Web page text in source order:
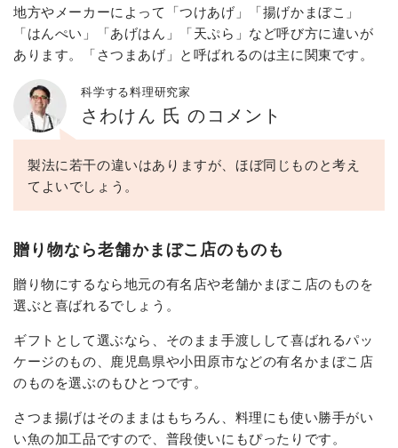
地方やメーカーによって「つけあげ」「揚げかまぼこ」
「はんぺい」「あげはん」「天ぷら」など呼び方に違いが
あります。「さつまあげ」と呼ばれるのは主に関東です。
科学する料理研究家
さわけん 氏 のコメント
製法に若干の違いはありますが、ほぼ同じものと考え
てよいでしょう。
贈り物なら老舗かまぼこ店のものも
贈り物にするなら地元の有名店や老舗かまぼこ店のものを
選ぶと喜ばれるでしょう。
ギフトとして選ぶなら、そのまま手渡しして喜ばれるパッ
ケージのもの、鹿児島県や小田原市などの有名かまぼこ店
のものを選ぶのもひとつです。
さつま揚げはそのままはもちろん、料理にも使い勝手がい
い魚の加工品ですので、普段使いにもぴったりです。